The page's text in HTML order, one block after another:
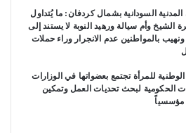
المدنية السودانية بشمال كردفان: ما يُتداول
الشيخ وأم سيالة ورهيد النوبة لا يستند إلى
بالمواطنين عدم الانجرار وراء حملات
الوطنية للمرأة تجتمع بعضواتها في الوزارات
الحكومية لبحث تحديات العمل وتمكين
مؤسسياً